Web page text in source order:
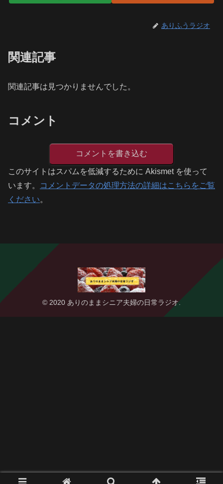
ありふうラジオ
関連記事
関連記事は見つかりませんでした。
コメント
コメントを書き込む
このサイトはスパムを低減するために Akismet を使って
います。
コメントデータの処理方法の詳細はこちらをご覧
ください。
© 2020 ありのままシニア夫婦の日常ラジオ.